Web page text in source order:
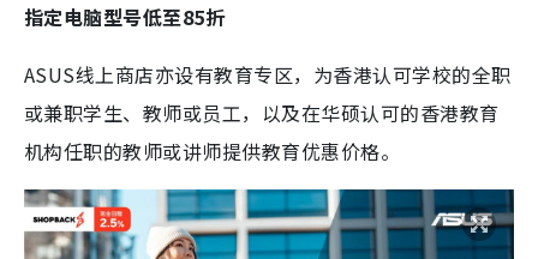
指定电脑型号低至85折
ASUS线上商店亦设有教育专区，为香港认可学校的全职
或兼职学生、教师或员工，以及在华硕认可的香港教育
机构任职的教师或讲师提供教育优惠价格。